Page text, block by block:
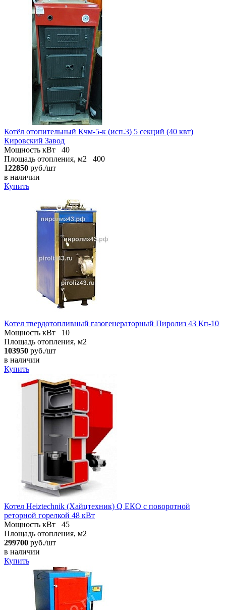
Котёл отопительный Кчм-5-к (исп.3) 5 секций (40 квт)
Кировский Завод
Мощность кВт
40
Площадь отопления, м2
400
122850 руб./шт
в наличии
Купить
Котел твердотопливный газогенераторный Пиролиз 43 Кп-10
Мощность кВт
10
Площадь отопления, м2
103950 руб./шт
в наличии
Купить
Котел Heiztechnik (Хайцтехник) Q ЕКO с поворотной
реторной горелкой 48 кВт
Мощность кВт
45
Площадь отопления, м2
299700 руб./шт
в наличии
Купить